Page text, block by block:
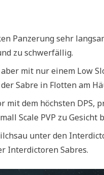
Panzerung sehr
zu schwerfällig.
mit nur einem Low
Sabre in Flotten am
mit dem höchsten DPS,
Scale PVP zu Gesicht
unter den
Interdictoren Sabres.